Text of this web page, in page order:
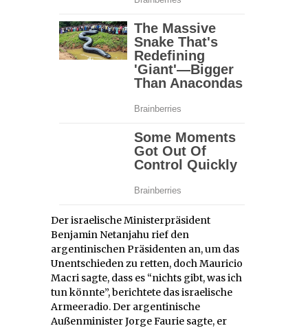
Der israelische Ministerpräsident
Benjamin Netanjahu rief den
argentinischen Präsidenten an, um das
Unentschieden zu retten, doch Mauricio
Macri sagte, dass es “nichts gibt, was ich
tun könnte”, berichtete das israelische
Armeeradio. Der argentinische
Außenminister Jorge Faurie sagte, er